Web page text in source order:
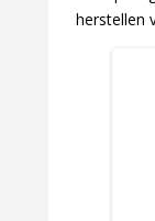
herstellen